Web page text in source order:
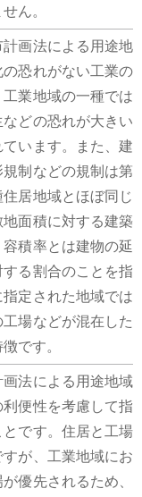
ん。
画法による用途地
恐れがない工業の
業地域の一種では
どの恐れが大きい
います。また、建
制などの規制は第
居地域とほぼ同じ
面積に対する建築
積率とは建物の延
る割合のことを指
定された地域では
場などが混在した
です。
法による用途地域
便性を考慮して指
です。住居と工場
が、工業地域にお
優先されるため、